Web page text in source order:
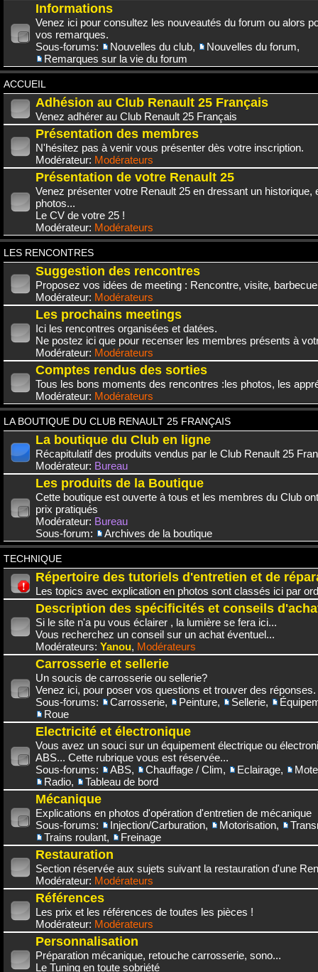
Informations
Venez ici pour consultez les nouveautés du forum ou alors
vos remarques.
Sous-forums:
Nouvelles du club, Nouvelles du forum,
Remarques sur la vie du forum
ACCUEIL
Adhésion au Club Renault 25 Français
Venez adhérer au Club Renault 25 Français
Présentation des membres
N'hésitez pas à venir vous présenter dès votre inscription.
Modérateur: Modérateurs
Présentation de votre Renault 25
Venez présenter votre Renault 25 en dressant un historique,
photos...
Le CV de votre 25 !
Modérateur: Modérateurs
LES RENCONTRES
Suggestion des rencontres
Proposez vos idées de meeting : Rencontre, visite,
Modérateur: Modérateurs
Les prochains meetings
Ici les rencontres organisées et datées.
Ne postez ici que pour recenser les membres présents à
Modérateur: Modérateurs
Comptes rendus des sorties
Tous les bons moments des rencontres :les photos, les
Modérateur: Modérateurs
LA BOUTIQUE DU CLUB RENAULT 25 FRANÇAIS
La boutique du Club en ligne
Récapitulatif des produits vendus par le Club Renault 25
Modérateur: Bureau
Les produits de la Boutique
Cette boutique est ouverte à tous et les membres du Club
prix pratiqués
Modérateur: Bureau
Sous-forum:
Archives de la boutique
TECHNIQUE
Répertoire des tutoriels d'entretien et de
Les topics avec explication en photos sont classés ici par
Description des spécificités et conseils
Si le site n'a pu vous éclairer , la lumière se fera ici...
Vous recherchez un conseil sur un achat éventuel...
Modérateurs: Yanou, Modérateurs
Carrosserie et sellerie
Un soucis de carrosserie ou sellerie?
Venez ici, pour poser vos questions et trouver des réponses.
Sous-forums:
Carrosserie, Peinture, Sellerie,
Roue
Electricité et électronique
Vous avez un souci sur un équipement électrique ou
ABS... Cette rubrique vous est réservée...
Sous-forums:
ABS, Chauffage / Clim, Eclairage,
Radio, Tableau de bord
Mécanique
Explications en photos d'opération d'entretien de mécanique
Sous-forums:
Injection/Carburation, Motorisation,
Trains roulant, Freinage
Restauration
Section réservée aux sujets suivant la restauration d'une
Modérateur: Modérateurs
Références
Les prix et les références de toutes les pièces !
Modérateur: Modérateurs
Personnalisation
Préparation mécanique, retouche carrosserie, sono...
Le Tuning en toute sobriété